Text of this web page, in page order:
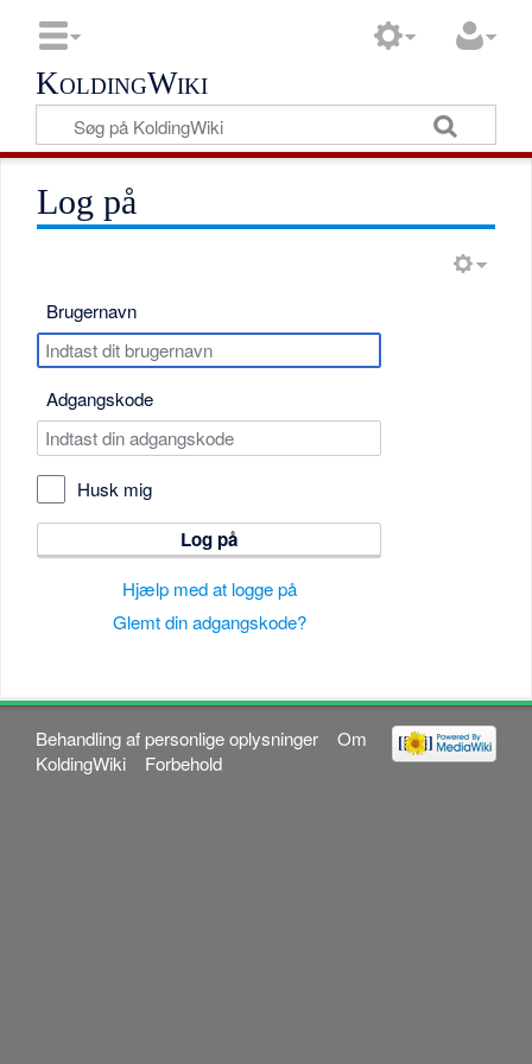
KoldingWiki
Log på
Brugernavn
Adgangskode
Husk mig
Log på
Hjælp med at logge på
Glemt din adgangskode?
Behandling af personlige oplysninger
Om
KoldingWiki
Forbehold